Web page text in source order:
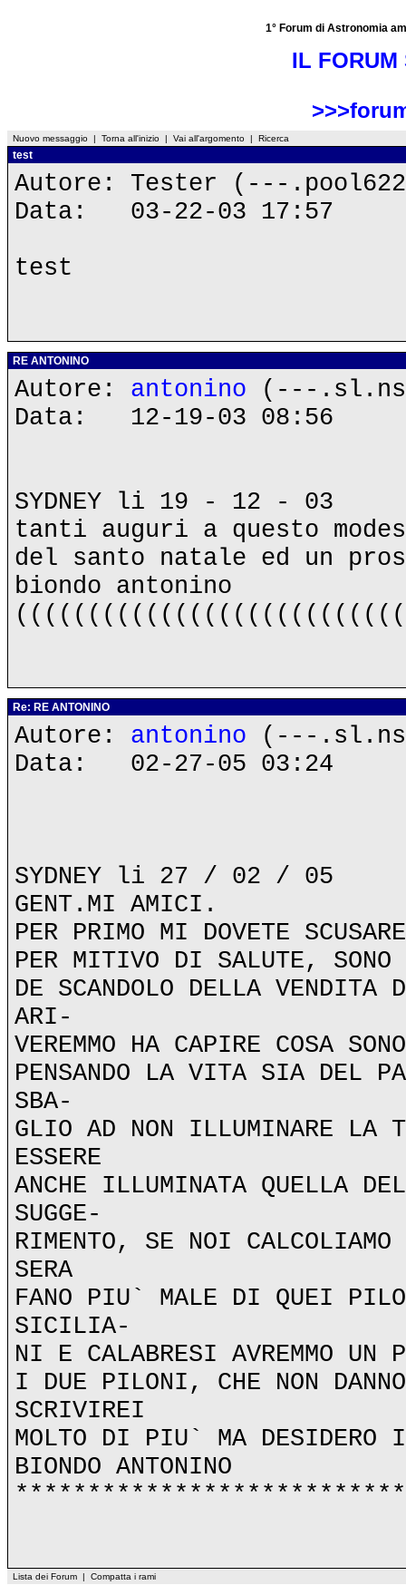
1° Forum di Astronomia
IL FORUM
Nuovo messaggio | Torna all'inizio | Vai all'argomento | Ricerca
test
Autore: Tester (---
Data: 03-22-03 17:57
test
RE ANTONINO
Autore: antonino (---
Data: 12-19-03 08:56
SYDNEY li 19 - 12 - 03
tanti auguri a questo
del santo natale ed un
biondo antonino
Re: RE ANTONINO
Autore: antonino (---
Data: 02-27-05 03:24
SYDNEY li 27 / 02 / 05
GENT.MI AMICI.
PER PRIMO MI DOVETE
PER MITIVO DI SALUTE, SONO
DE SCANDOLO DELLA
ARI-
VEREMMO HA CAPIRE COSA
PENSANDO LA VITA SIA DEL
SBA-
GLIO AD NON ILLUMINARE LA
ESSERE
ANCHE ILLUMINATA QUELLA
SUGGE-
RIMENTO, SE NOI
SERA
FANO PIU` MALE DI QUEI
SICILIA-
NI E CALABRESI AVREMMO UN
I DUE PILONI, CHE NON DANNO
SCRIVIREI
MOLTO DI PIU` MA
BIONDO ANTONINO
Lista dei Forum | Compatta i rami